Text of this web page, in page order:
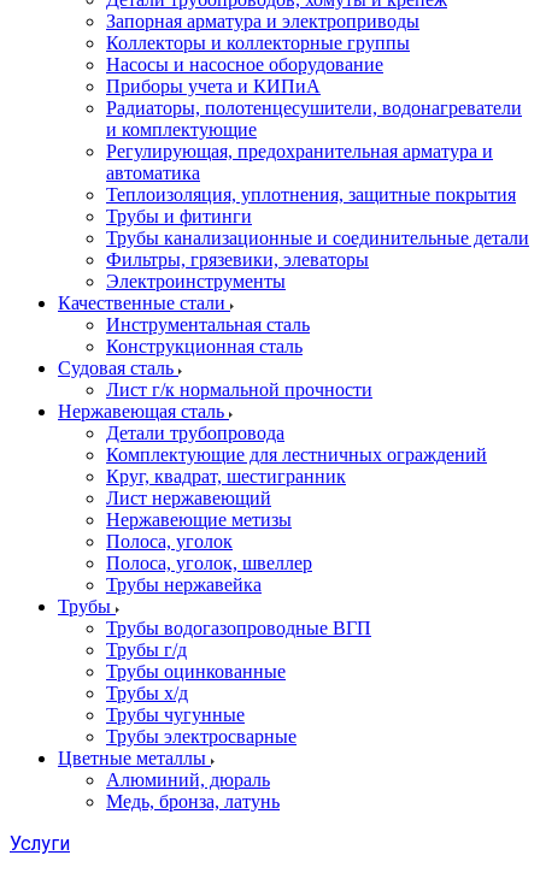
Запорная арматура и электроприводы
Коллекторы и коллекторные группы
Насосы и насосное оборудование
Приборы учета и КИПиА
Радиаторы, полотенцесушители, водонагреватели
и комплектующие
Регулирующая, предохранительная арматура и
автоматика
Теплоизоляция, уплотнения, защитные покрытия
Трубы и фитинги
Трубы канализационные и соединительные детали
Фильтры, грязевики, элеваторы
Электроинструменты
Качественные стали
Инструментальная сталь
Конструкционная сталь
Судовая сталь
Лист г/к нормальной прочности
Нержавеющая сталь
Детали трубопровода
Комплектующие для лестничных ограждений
Круг, квадрат, шестигранник
Лист нержавеющий
Нержавеющие метизы
Полоса, уголок
Полоса, уголок, швеллер
Трубы нержавейка
Трубы
Трубы водогазопроводные ВГП
Трубы г/д
Трубы оцинкованные
Трубы х/д
Трубы чугунные
Трубы электросварные
Цветные металлы
Алюминий, дюраль
Медь, бронза, латунь
Услуги